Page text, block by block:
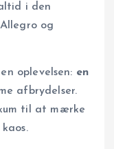
i den
og
oplevelsen: en
afbrydelser.
til at mærke